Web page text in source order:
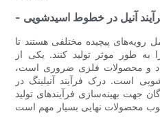
فرآیند آنیل در خطوط اسیدشویی
رویه‌های پیچیده مختلفی هستند تا
به طور موثر تولید کنند. یکی از
و محصولات فلزی ضروری است،
است. درک فرآیند آنیلینگ در
جهت بهینه‌سازی فرآیندهای تولید